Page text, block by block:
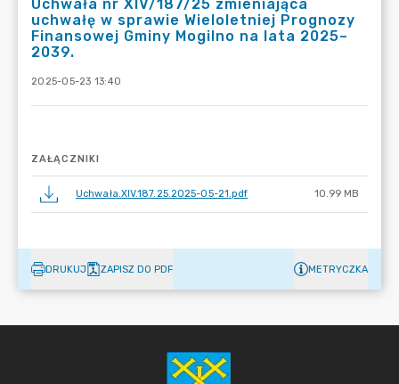
Uchwała nr XIV/187/25 zmieniająca
uchwałę w sprawie Wieloletniej Prognozy
Finansowej Gminy Mogilno na lata 2025–
2039.
2025-05-23 13:40
ZAŁĄCZNIKI
Uchwała.XIV.187.25.2025-05-21.pdf 10.99 MB
DRUKUJ ZAPISZ DO PDF METRYCZKA